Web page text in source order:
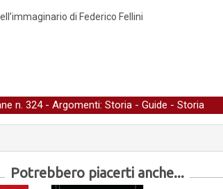
di Federico Fellini
n. 324 - Argomenti: Storia - Guide - Storia
Potrebbero piacerti anche...